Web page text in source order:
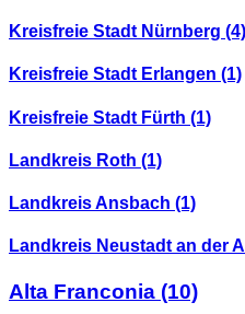
Kreisfreie Stadt Nürnberg (4)
Kreisfreie Stadt Erlangen (1)
Kreisfreie Stadt Fürth (1)
Landkreis Roth (1)
Landkreis Ansbach (1)
Landkreis Neustadt an der
Alta Franconia (10)